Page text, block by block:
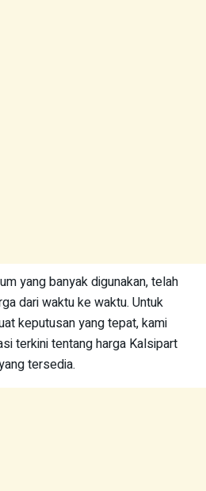
yang banyak digunakan, telah
dari waktu ke waktu. Untuk
keputusan yang tepat, kami
terkini tentang harga Kalsipart
tersedia.